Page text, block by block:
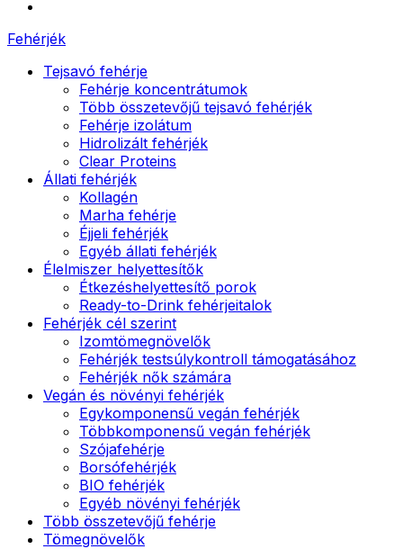
Fehérjék
Tejsavó fehérje
Fehérje koncentrátumok
Több összetevőjű tejsavó fehérjék
Fehérje izolátum
Hidrolizált fehérjék
Clear Proteins
Állati fehérjék
Kollagén
Marha fehérje
Éjjeli fehérjék
Egyéb állati fehérjék
Élelmiszer helyettesítők
Étkezéshelyettesítő porok
Ready-to-Drink fehérjeitalok
Fehérjék cél szerint
Izomtömegnövelők
Fehérjék testsúlykontroll támogatásához
Fehérjék nők számára
Vegán és növényi fehérjék
Egykomponensű vegán fehérjék
Többkomponensű vegán fehérjék
Szójafehérje
Borsófehérjék
BIO fehérjék
Egyéb növényi fehérjék
Több összetevőjű fehérje
Tömegnövelők